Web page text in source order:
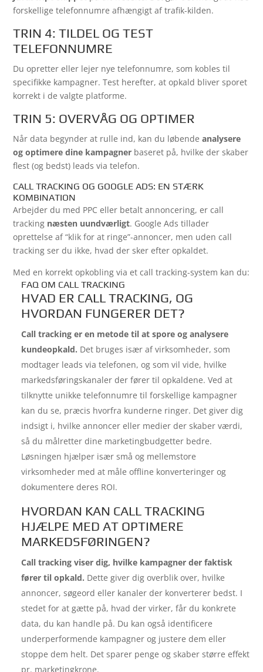
forskellige telefonnumre afhængigt af trafik-kilden.
TRIN 4: TILDEL OG TEST
TELEFONNUMRE
Du opretter eller lejer nye telefonnumre, som kobles til
specifikke kampagner. Test herefter, at opkald bliver sporet
korrekt i de valgte platforme.
TRIN 5: OVERVÅG OG OPTIMER
Når data begynder at rulle ind, kan du løbendeanalysere
og optimere dine kampagner baseret på, hvilke der skaber
flest (og bedst) leads via telefon.
CALL TRACKING OG GOOGLE ADS: EN STÆRK
KOMBINATION
Arbejder du med PPC eller betalt annoncering, er call
tracking næsten uundværligt. Google Ads tillader
oprettelse af “klik for at ringe”-annoncer, men uden call
tracking ser du ikke, hvad der sker efter opkaldet.
Med en korrekt opkobling via et call tracking-system kan du:
FAQ OM CALL TRACKING
HVAD ER CALL TRACKING, OG
HVORDAN FUNGERER DET?
Call tracking er en metode til at spore og analysere
kundeopkald. Det bruges især af virksomheder, som
modtager leads via telefonen, og som vil vide, hvilke
markedsføringskanaler der fører til opkaldene. Ved at
tilknytte unikke telefonnumre til forskellige kampagner
kan du se, præcis hvorfra kunderne ringer. Det giver dig
indsigt i, hvilke annoncer eller medier der skaber værdi,
så du målretter dine marketingbudgetter bedre.
Løsningen hjælper især små og mellemstore
virksomheder med at måle offline konverteringer og
dokumentere deres ROI.
HVORDAN KAN CALL TRACKING
HJÆLPE MED AT OPTIMERE
MARKEDSFØRINGEN?
Call tracking viser dig, hvilke kampagner der faktisk
fører til opkald. Dette giver dig overblik over, hvilke
annoncer, søgeord eller kanaler der konverterer bedst. I
stedet for at gætte på, hvad der virker, får du konkrete
data, du kan handle på. Du kan også identificere
underperformende kampagner og justere dem eller
stoppe dem helt. Det sparer penge og skaber større effekt
pr. marketingkrone.